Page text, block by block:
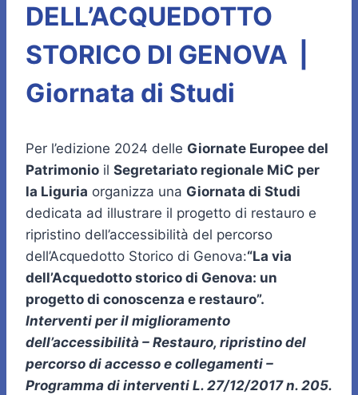
DELL’ACQUEDOTTO
STORICO DI GENOVA |
Giornata di Studi
Per l’edizione 2024 delle Giornate Europee del
Patrimonio il Segretariato regionale MiC per
la Liguria organizza una Giornata di Studi
dedicata ad illustrare il progetto di restauro e
ripristino dell’accessibilità del percorso
dell’Acquedotto Storico di Genova:“La via
dell’Acquedotto storico di Genova: un
progetto di conoscenza e restauro”.
Interventi per il miglioramento
dell’accessibilità – Restauro, ripristino del
percorso di accesso e collegamenti –
Programma di interventi L. 27/12/2017 n. 205.